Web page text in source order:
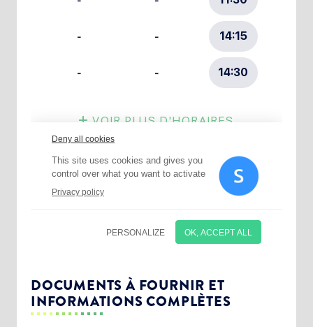
DOCUMENTS À FOURNIR ET
INFORMATIONS COMPLÈTES
Choisissez votre abonnement :
Newsletter Culture
Newsletter Sport et Vie associative